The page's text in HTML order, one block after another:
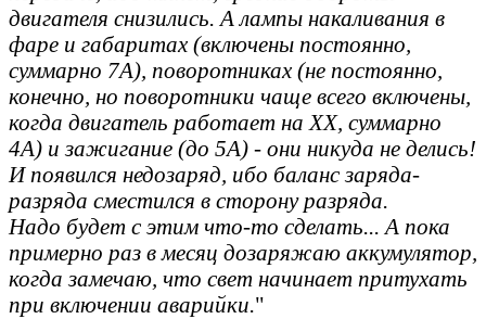
двигателя снизились. А лампы накаливания в
фаре и габаритах (включены постоянно,
суммарно 7А), поворотниках (не постоянно,
конечно, но поворотники чаще всего включены,
когда двигатель работает на ХХ, суммарно
4А) и зажигание (до 5А) - они никуда не делись!
И появился недозаряд, ибо баланс заряда-
разряда сместился в сторону разряда.
Надо будет с этим что-то сделать... А пока
примерно раз в месяц дозаряжаю аккумулятор,
когда замечаю, что свет начинает притухать
при включении аварийки."